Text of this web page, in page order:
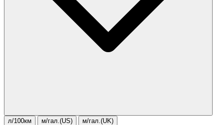
л/100км м/гал.(US) м/гал.(UK)